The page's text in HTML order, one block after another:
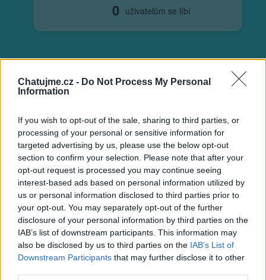
Chatujme.cz - Do Not Process My Personal
Information
If you wish to opt-out of the sale, sharing to third parties, or
processing of your personal or sensitive information for
targeted advertising by us, please use the below opt-out
section to confirm your selection. Please note that after your
opt-out request is processed you may continue seeing
interest-based ads based on personal information utilized by
us or personal information disclosed to third parties prior to
your opt-out. You may separately opt-out of the further
disclosure of your personal information by third parties on the
IAB’s list of downstream participants. This information may
also be disclosed by us to third parties on the IAB’s List of
Downstream Participants that may further disclose it to other
0 uživatelům se líbí
Neověřený profil
fotografií. U neověřených profilů nelze zaručit, že fotografie a
údaje odpovídají skutečné osobě.
Věk: ??
Země: czech
Kontakt
Napsat uživateli vzkaz
Informace o profilu a chatu
Registrace od
: 02.04.2014 21:41
Online : Není nikde online
Naposledy aktivní: 09.02.2023 21:02